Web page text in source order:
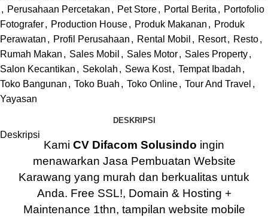
, Perusahaan Percetakan , Pet Store, Portal Berita , Portofolio
Fotografer, Production House, Produk Makanan , Produk
Perawatan , Profil Perusahaan , Rental Mobil , Resort, Resto,
Rumah Makan , Sales Mobil , Sales Motor, Sales Property,
Salon Kecantikan , Sekolah , Sewa Kost, Tempat Ibadah ,
Toko Bangunan , Toko Buah , Toko Online, Tour And Travel ,
Yayasan
DESKRIPSI
Deskripsi
Kami CV Difacom Solusindo ingin
menawarkan Jasa Pembuatan Website
Karawang yang murah dan berkualitas untuk
Anda. Free SSL!, Domain & Hosting +
Maintenance 1thn, tampilan website mobile